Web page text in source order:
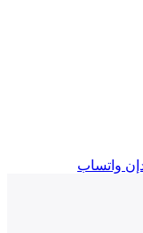
واتساب